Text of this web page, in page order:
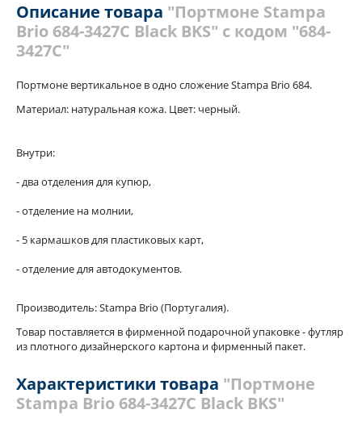
Описание товара "Портмоне Stampa
Brio 684-3427C Black BKS" с кодом "684-
3427C"
Портмоне вертикальное в одно сложение Stampa Brio 684.
Материал: натуральная кожа. Цвет: черный.
Внутри:
- два отделения для купюр,
- отделение на молнии,
- 5 кармашков для пластиковых карт,
- отделение для автодокументов.
Производитель: Stampa Brio (Португалия).
Товар поставляется в фирменной подарочной упаковке - футляр
из плотного дизайнерского картона и фирменный пакет.
Характеристики товара "Портмоне
Stampa Brio 684-3427C Black BKS"